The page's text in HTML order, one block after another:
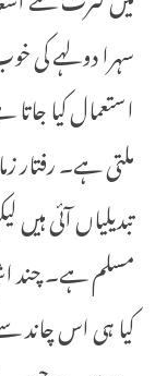
سہرا دولہے کی
استعمال کیا
ملتی ہے۔ رفتار
تبدیلیاں آئی
مسلم ہے۔ چند
کیا ہی اس چاند